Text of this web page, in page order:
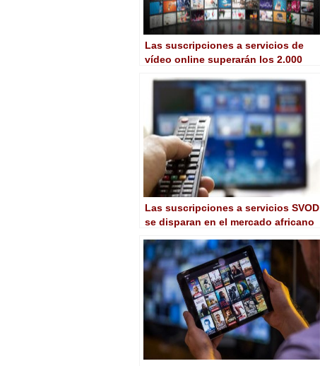
Las suscripciones a servicios de
vídeo online superarán los 2.000
Las suscripciones a servicios SVOD
se disparan en el mercado africano